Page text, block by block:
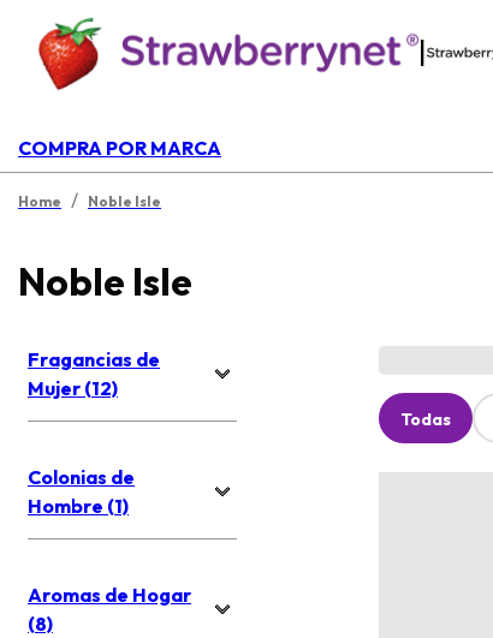
|
COMPRA POR MARCA
Home / Noble Isle
Noble Isle
Fragancias de
Mujer (12)
Colonias de
Hombre (1)
Aromas de Hogar
(8)
Todas